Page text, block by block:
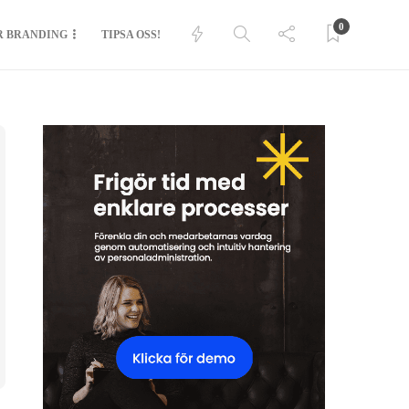
BRANDING TIPSA OSS!
0